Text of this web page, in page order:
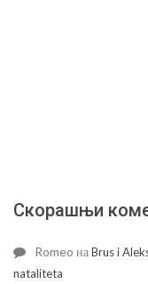
Скорашњи
Romeo наBrus i
nataliteta